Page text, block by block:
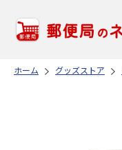
ホーム グッズストア